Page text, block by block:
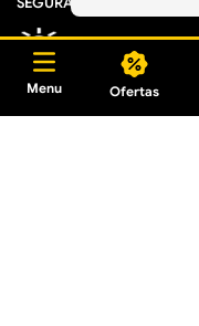
Menu Ofertas